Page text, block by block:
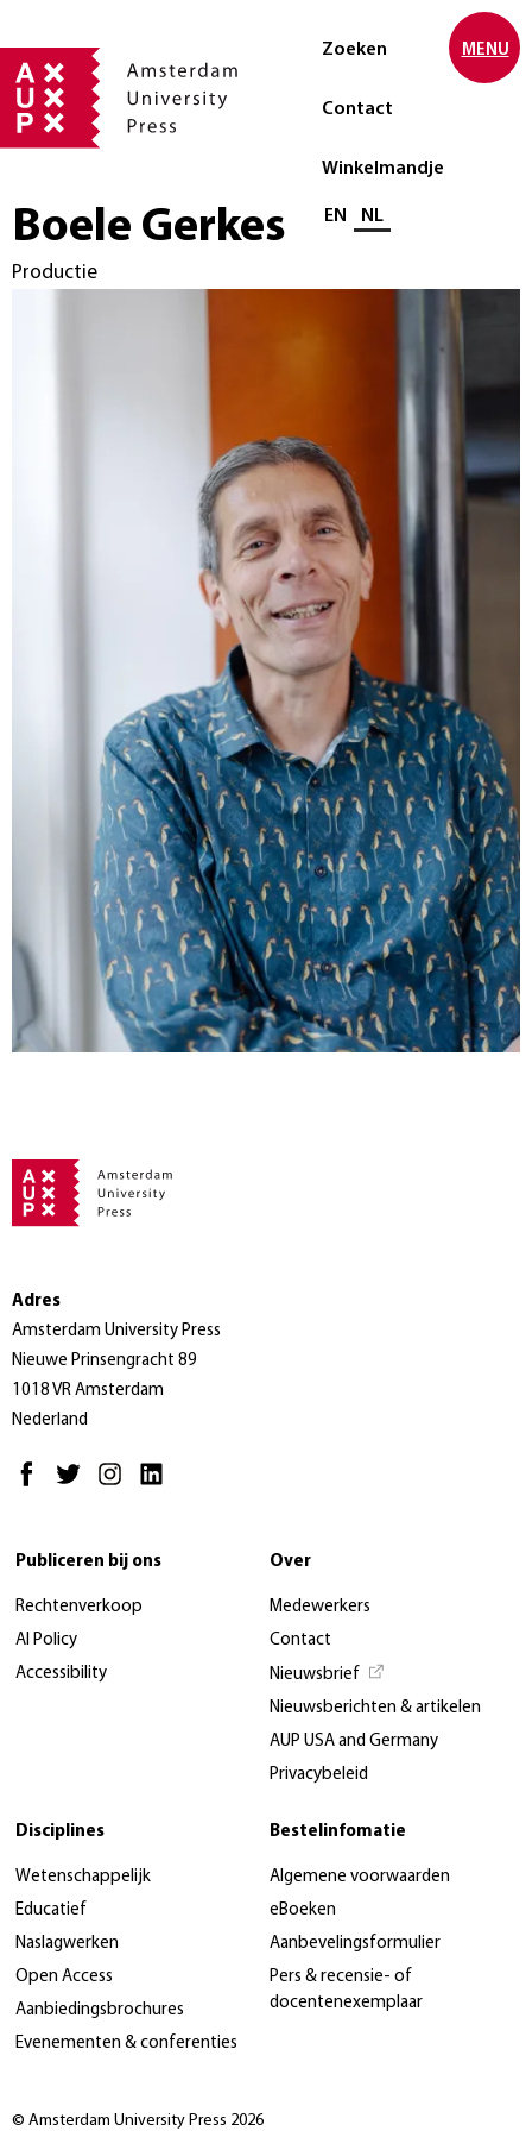
Zoeken
Contact
Winkelmandje
Selecteer taal
EN NL
MENU
Boele Gerkes
Productie
Adres
Amsterdam University Press
Nieuwe Prinsengracht 89
1018 VR Amsterdam
Nederland
Publiceren bij ons
Rechtenverkoop
AI Policy
Accessibility
Over
Medewerkers
Contact
Nieuwsbrief
Nieuwsberichten & artikelen
AUP USA and Germany
Privacybeleid
Disciplines
Wetenschappelijk
Educatief
Naslagwerken
Open Access
Aanbiedingsbrochures
Evenementen & conferenties
Bestelinfomatie
Algemene voorwaarden
eBoeken
Aanbevelingsformulier
Pers & recensie- of
docentenexemplaar
© Amsterdam University Press 2026